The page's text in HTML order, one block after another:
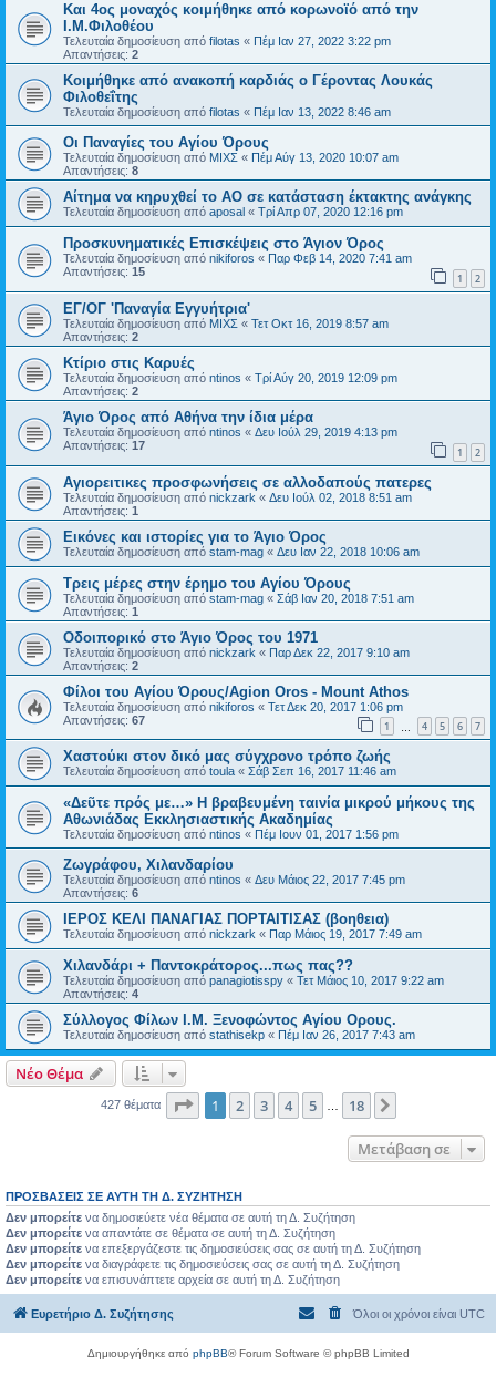
Και 4ος μοναχός κοιμήθηκε από κορωνοϊό από την
Ι.Μ.Φιλοθέου
Τελευταία δημοσίευση από filotas « Πέμ Ιαν 27, 2022 3:22 pm
Απαντήσεις: 2
Κοιμήθηκε από ανακοπή καρδιάς ο Γέροντας Λουκάς
Φιλοθεΐτης
Τελευταία δημοσίευση από filotas « Πέμ Ιαν 13, 2022 8:46 am
Οι Παναγίες του Αγίου Όρους
Τελευταία δημοσίευση από ΜΙΧΣ « Πέμ Αύγ 13, 2020 10:07 am
Απαντήσεις: 8
Αίτημα να κηρυχθεί το ΑΟ σε κατάσταση έκτακτης ανάγκης
Τελευταία δημοσίευση από aposal « Τρί Απρ 07, 2020 12:16 pm
Προσκυνηματικές Επισκέψεις στο Άγιον Όρος
Τελευταία δημοσίευση από nikiforos « Παρ Φεβ 14, 2020 7:41 am
Απαντήσεις: 15 1 2
ΕΓ/ΟΓ 'Παναγία Εγγυήτρια'
Τελευταία δημοσίευση από ΜΙΧΣ « Τετ Οκτ 16, 2019 8:57 am
Απαντήσεις: 2
Κτίριο στις Καρυές
Τελευταία δημοσίευση από ntinos « Τρί Αύγ 20, 2019 12:09 pm
Απαντήσεις: 2
Άγιο Όρος από Αθήνα την ίδια μέρα
Τελευταία δημοσίευση από ntinos « Δευ Ιούλ 29, 2019 4:13 pm
Απαντήσεις: 17 1 2
Αγιορειτικες προσφωνήσεις σε αλλοδαπούς πατερες
Τελευταία δημοσίευση από nickzark « Δευ Ιούλ 02, 2018 8:51 am
Απαντήσεις: 1
Εικόνες και ιστορίες για το Άγιο Όρος
Τελευταία δημοσίευση από stam-mag « Δευ Ιαν 22, 2018 10:06 am
Τρεις μέρες στην έρημο του Αγίου Όρους
Τελευταία δημοσίευση από stam-mag « Σάβ Ιαν 20, 2018 7:51 am
Απαντήσεις: 1
Οδοιπορικό στο Άγιο Όρος του 1971
Τελευταία δημοσίευση από nickzark « Παρ Δεκ 22, 2017 9:10 am
Απαντήσεις: 2
Φίλοι του Αγίου Όρους/Agion Oros - Mount Athos
Τελευταία δημοσίευση από nikiforos « Τετ Δεκ 20, 2017 1:06 pm
Απαντήσεις: 67 1 4 5 6 7
Χαστούκι στον δικό μας σύγχρονο τρόπο ζωής
Τελευταία δημοσίευση από toula « Σάβ Σεπ 16, 2017 11:46 am
«Δεῦτε πρός με…» Η βραβευμένη ταινία μικρού μήκους της
Αθωνιάδας Εκκλησιαστικής Ακαδημίας
Τελευταία δημοσίευση από ntinos « Πέμ Ιουν 01, 2017 1:56 pm
Ζωγράφου, Χιλανδαρίου
Τελευταία δημοσίευση από ntinos « Δευ Μάιος 22, 2017 7:45 pm
Απαντήσεις: 6
ΙΕΡΟΣ ΚΕΛΙ ΠΑΝΑΓΙΑΣ ΠΟΡΤΑΙΤΙΣΑΣ (βοηθεια)
Τελευταία δημοσίευση από nickzark « Παρ Μάιος 19, 2017 7:49 am
Χιλανδάρι + Παντοκράτορος...πως πας??
Τελευταία δημοσίευση από panagiotisspy « Τετ Μάιος 10, 2017 9:22 am
Απαντήσεις: 4
Σύλλογος Φίλων Ι.Μ. Ξενοφώντος Αγίου Ορους.
Τελευταία δημοσίευση από stathisekp « Πέμ Ιαν 26, 2017 7:43 am
Νέο Θέμα
427 θέματα Σελίδα από18
1 2 3 4 5 18
Μετάβαση σε
ΠΡΟΣΒΆΣΕΙΣ ΣΕ ΑΥΤΉ ΤΗ Δ. ΣΥΖΉΤΗΣΗ
Δεν μπορείτε να δημοσιεύετε νέα θέματα σε αυτή τη Δ. Συζήτηση
Δεν μπορείτε να απαντάτε σε θέματα σε αυτή τη Δ. Συζήτηση
Δεν μπορείτε να επεξεργάζεστε τις δημοσιεύσεις σας σε αυτή τη Δ. Συζήτηση
Δεν μπορείτε να διαγράφετε τις δημοσιεύσεις σας σε αυτή τη Δ. Συζήτηση
Δεν μπορείτε να επισυνάπτετε αρχεία σε αυτή τη Δ. Συζήτηση
Ευρετήριο Δ. Συζήτησης Όλοι οι χρόνοι είναι UTC
Δημιουργήθηκε από phpBB® Forum Software © phpBB Limited